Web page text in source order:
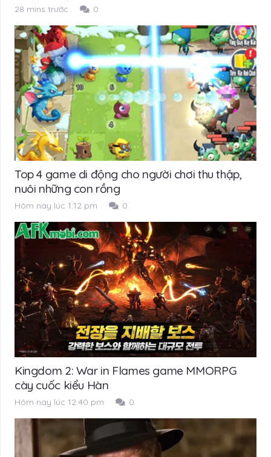
28 mins trước 0
Top 4 game di động cho người chơi thu thập,
nuôi những con rồng
Hôm nay lúc 1:12 pm 0
Kingdom 2: War in Flames game MMORPG
cày cuốc kiểu Hàn
Hôm nay lúc 12:40 pm 0